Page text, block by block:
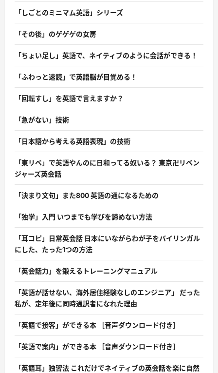
「しごとのミニマム英語」シリーズ
「その後」のゲゲゲの女房
「ちょい足し」英語で、ネイティブのように会話ができる！
「ふわっと速読」で英語脳が目覚める！
「回転すし」を英語で言えますか？
「急がない」技術
「日本語から考える英語表現」の技術
「東リベ」で英語やんのに日和ってる奴いる？ 東京卍リベン
ジャーズ英会話
「決まり文句」また800 英語の通になるための
「独学」入門 いつまでも学びを諦めない方法
「耳コピ」日常英会話 日本にいながらわが子をバイリンガル
にした、たった1つの方法
「英会話力」を鍛えるトレーニングマニュアル
「英語が話せない、海外居住経験なしのエンジニア」 だった
私が、定年後に同時通訳者になれた理由
「英語で接客」ができる本 ［音声ダウンロード付き］
「英語で案内」ができる本 ［音声ダウンロード付き］
「英語耳」独習法 これだけでネイティブの英会話を楽に自然